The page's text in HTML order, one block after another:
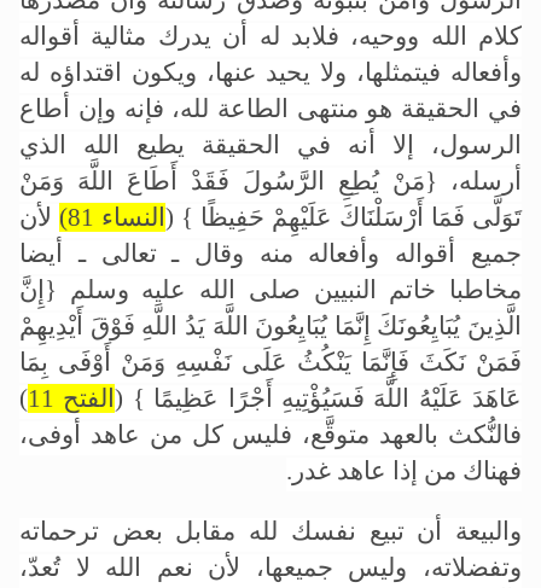
كلام الله ووحيه، فلابد له أن يدرك مثالية أقواله
وأفعاله فيتمثلها، ولا يحيد عنها، ويكون اقتداؤه له
في الحقيقة هو منتهى الطاعة لله، فإنه وإن أطاع
الرسول، إلا أنه في الحقيقة يطيع الله الذي
أرسله، {مَنْ يُطِعِ الرَّسُولَ فَقَدْ أَطَاعَ اللَّهَ وَمَنْ
تَوَلَّى فَمَا أَرْسَلْنَاكَ عَلَيْهِمْ حَفِيظًا } (النساء 81)
لأن
جميع أقواله وأفعاله منه وقال ـ تعالى ـ أيضا
مخاطبا خاتم النبيين صلى الله عليه وسلم {إِنَّ
الَّذِينَ يُبَايِعُونَكَ إِنَّمَا يُبَايِعُونَ اللَّهَ يَدُ اللَّهِ فَوْقَ أَيْدِيهِمْ
فَمَنْ نَكَثَ فَإِنَّمَا يَنْكُثُ عَلَى نَفْسِهِ وَمَنْ أَوْفَى بِمَا
عَاهَدَ عَلَيْهُ اللَّهَ فَسَيُؤْتِيهِ أَجْرًا عَظِيمًا } (الفتح 11
)
فالنُّكث بالعهد متوقَّع، فليس كل من عاهد أوفى،
فهناك من إذا عاهد غدر.
والبيعة أن تبيع نفسك لله مقابل بعض ترحماته
وتفضلاته، وليس جميعها، لأن نعم الله لا تُعدّ،